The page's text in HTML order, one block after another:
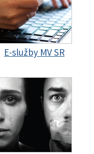
E-služby MV SR